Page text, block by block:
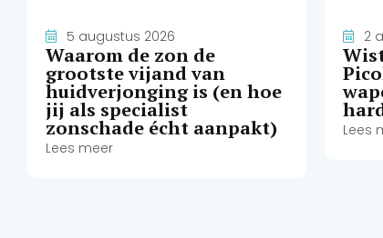
5 augustus 2026
Waarom de zon de
grootste vijand van
huidverjonging is (en hoe
jij als specialist
zonschade écht aanpakt)
Lees meer
2
Lees